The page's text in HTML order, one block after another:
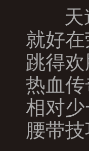
天
就好
跳得
热血
相对
腰带